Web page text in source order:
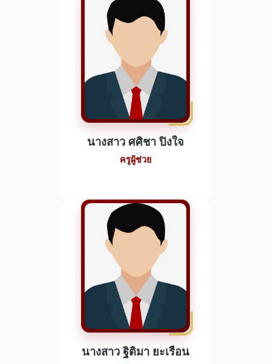
นางสาว ศศิชา ปิงใจ
ครูผู้ช่วย
นางสาว ฐิติมา ยะเรือน